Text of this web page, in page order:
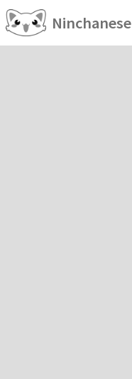
Ninchanese